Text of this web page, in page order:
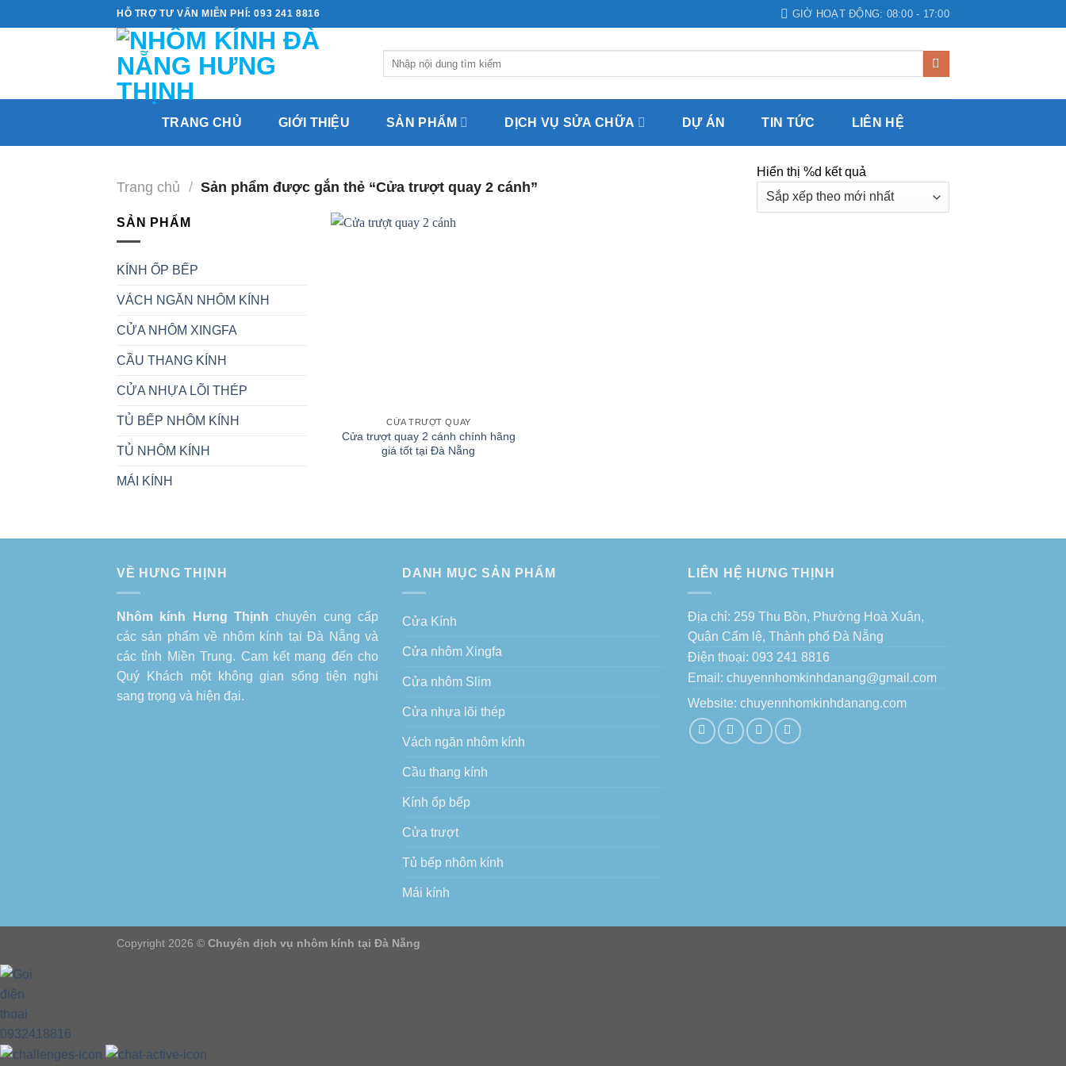
to
HỖ TRỢ TƯ VẤN MIỄN PHÍ: 093 241 8816 GIỜ HOẠT ĐỘNG: 08:00 - 17:00
kiếm:
TRANG CHỦ GIỚI THIỆU SẢN PHẨM DỊCH VỤ SỬA CHỮA DỰ ÁN TIN TỨC LIÊN HỆ
Trang chủ / Sản phẩm được gắn thẻ “Cửa trượt quay 2 cánh”
Hiển thị %d kết quả
SẢN PHẨM
KÍNH ỐP BẾP
VÁCH NGĂN NHÔM KÍNH
CỬA NHÔM XINGFA
CẦU THANG KÍNH
CỬA NHỰA LÕI THÉP
TỦ BẾP NHÔM KÍNH
TỦ NHÔM KÍNH
MÁI KÍNH
CỬA TRƯỢT QUAY
Cửa trượt quay 2 cánh chính hãng
giá tốt tại Đà Nẵng
VỀ HƯNG THỊNH
Nhôm kính Hưng Thịnh chuyên cung cấp
các sản phẩm về nhôm kính tại Đà Nẵng và
các tỉnh Miền Trung. Cam kết mang đến cho
Quý Khách một không gian sống tiện nghi
sang trọng và hiện đại.
DANH MỤC SẢN PHẨM
Cửa Kính
Cửa nhôm Xingfa
Cửa nhôm Slim
Cửa nhựa lõi thép
Vách ngăn nhôm kính
Cầu thang kính
Kính ốp bếp
Cửa trượt
Tủ bếp nhôm kính
Mái kính
LIÊN HỆ HƯNG THỊNH
Địa chỉ: 259 Thu Bồn, Phường Hoà Xuân,
Quận Cẩm lệ, Thành phố Đà Nẵng
Điện thoại: 093 241 8816
Email: chuyennhomkinhdanang@gmail.com
Website: chuyennhomkinhdanang.com
Copyright 2026 © Chuyên dịch vụ nhôm kính tại Đà Nẵng
0932418816